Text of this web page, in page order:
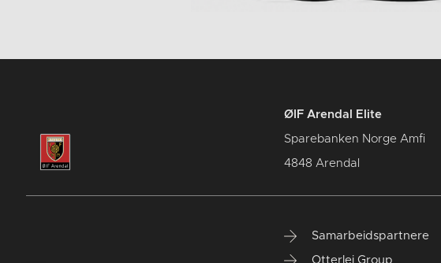
ØIF Arendal Elite
Sparebanken Norge Amfi
4848 Arendal
Samarbeidspartnere
Otterlei Group